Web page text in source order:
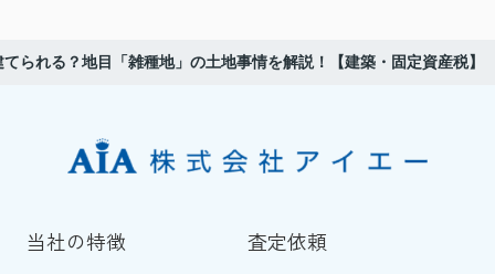
られる？地目「雑種地」の土地事情を解説！【建築・固定資産税】
当社の特徴 査定依頼